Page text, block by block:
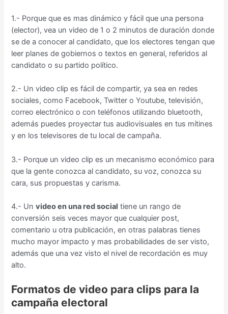
1.- Porque que es mas dinámico y fácil que una persona
(elector), vea un video de 1 o 2 minutos de duración donde
se de a conocer al candidato, que los electores tengan que
leer planes de gobiernos o textos en general, referidos al
candidato o su partido político.
2.- Un video clip es fácil de compartir, ya sea en redes
sociales, como Facebook, Twitter o Youtube, televisión,
correo electrónico o con teléfonos utilizando bluetooth,
además puedes proyectar tus audiovisuales en tus mítines
y en los televisores de tu local de campaña.
3.- Porque un video clip es un mecanismo económico para
que la gente conozca al candidato, su voz, conozca su
cara, sus propuestas y carisma.
4.- Unvideo en una red social tiene un rango de
conversión seis veces mayor que cualquier post,
comentario u otra publicación, en otras palabras tienes
mucho mayor impacto y mas probabilidades de ser visto,
además que una vez visto el nivel de recordación es muy
alto.
Formatos de video para clips para la
campaña electoral